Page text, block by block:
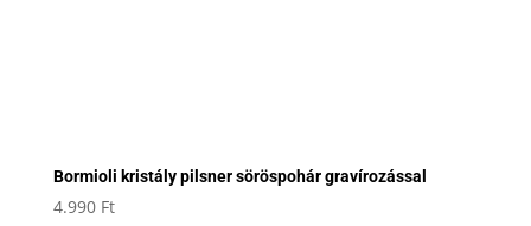
Bormioli kristály pilsner söröspohár gravírozással
4.990 Ft